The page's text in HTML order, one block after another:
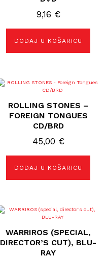
9,16 €
DODAJ U KOŠARICU
ROLLING STONES –
FOREIGN TONGUES
CD/BRD
45,00 €
DODAJ U KOŠARICU
WARRIROS (SPECIAL,
DIRECTOR’S CUT), BLU-
RAY